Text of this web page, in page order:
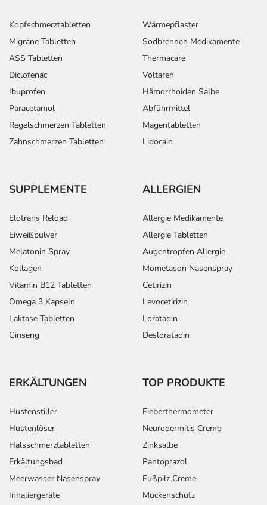
Kopfschmerztabletten
Migräne Tabletten
ASS Tabletten
Diclofenac
Ibuprofen
Paracetamol
Regelschmerzen Tabletten
Zahnschmerzen Tabletten
Wärmepflaster
Sodbrennen Medikamente
Thermacare
Voltaren
Hämorrhoiden Salbe
Abführmittel
Magentabletten
Lidocain
SUPPLEMENTE
Elotrans Reload
Eiweißpulver
Melatonin Spray
Kollagen
Vitamin B12 Tabletten
Omega 3 Kapseln
Laktase Tabletten
Ginseng
ALLERGIEN
Allergie Medikamente
Allergie Tabletten
Augentropfen Allergie
Mometason Nasenspray
Cetirizin
Levocetirizin
Loratadin
Desloratadin
ERKÄLTUNGEN
Hustenstiller
Hustenlöser
Halsschmerztabletten
Erkältungsbad
Meerwasser Nasenspray
Inhaliergeräte
TOP PRODUKTE
Fieberthermometer
Neurodermitis Creme
Zinksalbe
Pantoprazol
Fußpilz Creme
Mückenschutz